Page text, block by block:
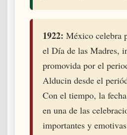
1922: México celebra
el Día de las Madres,
promovida por el
Alducin desde el
Con el tiempo, la
en una de las
importantes y